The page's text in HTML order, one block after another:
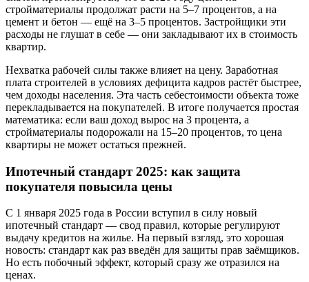
стройматериалы продолжат расти на 5–7 процентов, а на
цемент и бетон — ещё на 3–5 процентов. Застройщики эти
расходы не глушат в себе — они закладывают их в стоимость
квартир.
Нехватка рабочей силы также влияет на цену. Заработная
плата строителей в условиях дефицита кадров растёт быстрее,
чем доходы населения. Эта часть себестоимости объекта тоже
перекладывается на покупателей. В итоге получается простая
математика: если ваш доход вырос на 3 процента, а
стройматериалы подорожали на 15–20 процентов, то цена
квартиры не может остаться прежней.
Ипотечный стандарт 2025: как защита
покупателя повысила цены
С 1 января 2025 года в России вступил в силу новый
ипотечный стандарт — свод правил, которые регулируют
выдачу кредитов на жилье. На первый взгляд, это хорошая
новость: стандарт как раз введён для защиты прав заёмщиков.
Но есть побочный эффект, который сразу же отразился на
ценах.